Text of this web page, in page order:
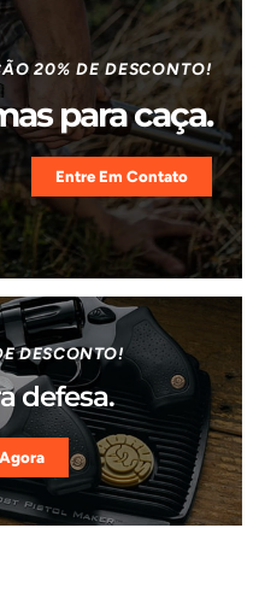
20% DE DESCONTO!
para caça.
Entre Em Contato
DESCONTO!
defesa.